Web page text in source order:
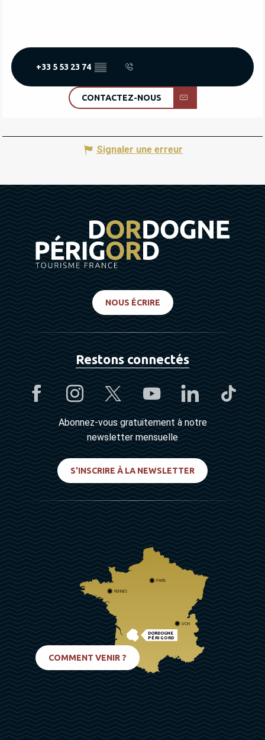
+33 5 53 23 74 ▒▒
CONTACTEZ-NOUS
Signaler une erreur
NOUS ÉCRIRE
Restons connectés
Abonnez-vous gratuitement à notre
newsletter mensuelle
S'INSCRIRE À LA NEWSLETTER
DORDOGNE
PÉRIGORD
PARIS
RENNES
LYON
COMMENT VENIR ?